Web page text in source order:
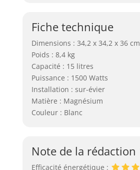
Fiche technique
Dimensions : 34,2 x 34,2 x 36 cm
Poids : 8,4 kg
Capacité : 15 litres
Puissance : 1500 Watts
Installation : sur-évier
Matière : Magnésium
Couleur : Blanc
Note de la rédaction
Efficacité énergétique :